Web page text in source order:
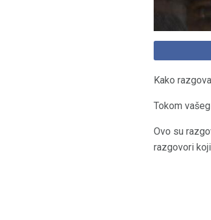
Kako
Tokom
Ovo su
razgovori